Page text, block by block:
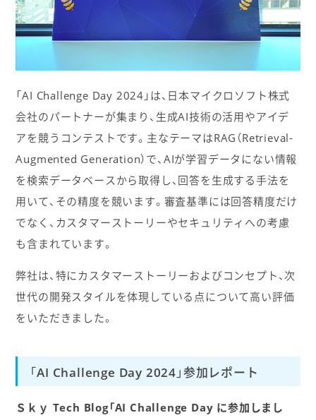
「AI Challenge Day 2024」は、日本マイクロソフト株式
会社のパートナーが集まり、生成AI技術の活用やアイデ
アを競うコンテストです。主なテーマはRAG（Retrieval-
Augmented Generation）で、AIが学習データにない情報
を検索データベースから取得し、回答を生成する手法を
用いて、その精度を競います。審査基準には回答精度だけ
でなく、カスタマーストーリーやセキュリティへの考慮
も含まれています。
弊社は、特にカスタマーストーリーおよびコンセプト、次
世代の開発スタイルを体現している点について高い評価
をいただきました。
「AI Challenge Day 2024」参加レポート
Ｓｋｙ Tech Blog「AI Challenge Day に参加しまし